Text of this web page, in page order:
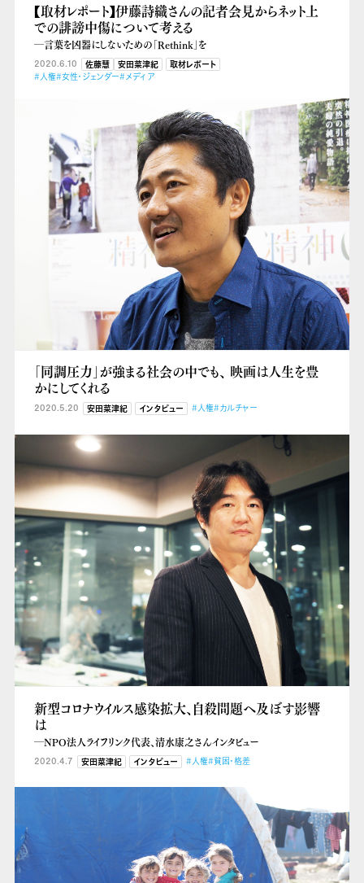
【取材レポート】伊藤詩織さんの記者会見からネット上
での誹謗中傷について考える
―言葉を凶器にしないための「Rethink」を
2020.6.10 佐藤慧 安田菜津紀
取材レポート
#人権#女性・ジェンダー#メディア
「同調圧力」が強まる社会の中でも、 映画は人生を豊
かにしてくれる
2020.5.20 安田菜津紀 インタビュー #人権#カルチャー
新型コロナウイルス感染拡大、自殺問題へ及ぼす影響
は
―NPO法人ライフリンク代表、清水康之さんインタビュー
2020.4.7 安田菜津紀 インタビュー #人権#貧困・格差